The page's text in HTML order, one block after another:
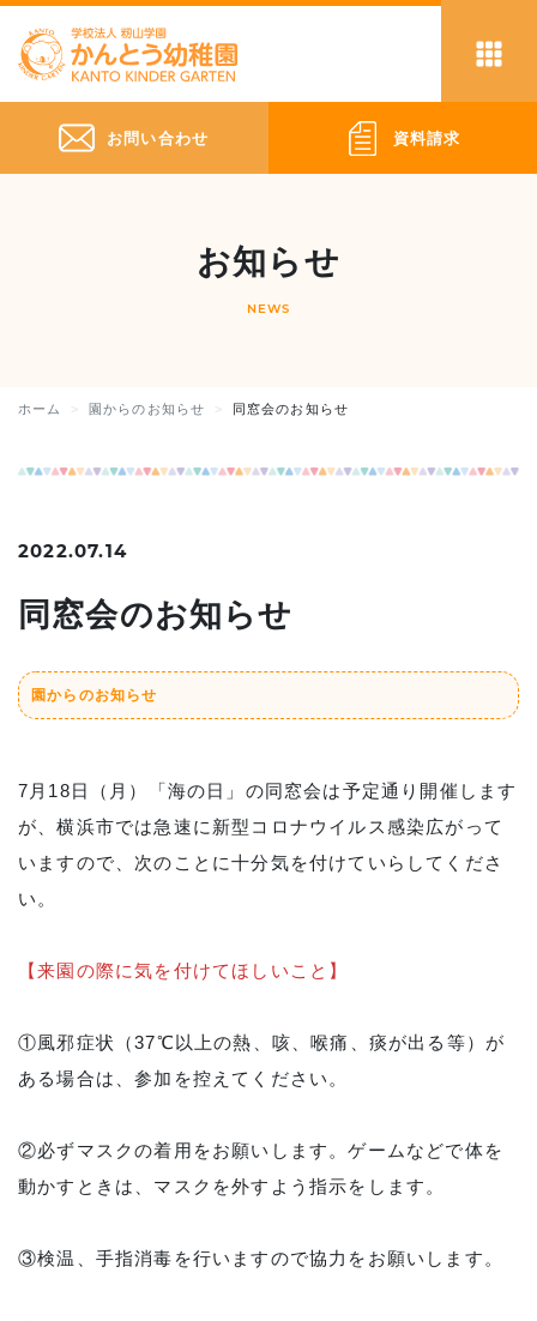
お問い合わせ 資料請求
お知らせ
NEWS
ホーム 園からのお知らせ 同窓会のお知らせ
2022.07.14
同窓会のお知らせ
園からのお知らせ
7月18日（月）「海の日」の同窓会は予定通り開催します
が、横浜市では急速に新型コロナウイルス感染広がって
いますので、次のことに十分気を付けていらしてくださ
い。
【来園の際に気を付けてほしいこと】
①風邪症状（37℃以上の熱、咳、喉痛、痰が出る等）が
ある場合は、参加を控えてください。
②必ずマスクの着用をお願いします。ゲームなどで体を
動かすときは、マスクを外すよう指示をします。
③検温、手指消毒を行いますので協力をお願いします。